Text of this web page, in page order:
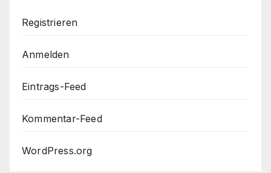
Registrieren
Anmelden
Eintrags-Feed
Kommentar-Feed
WordPress.org